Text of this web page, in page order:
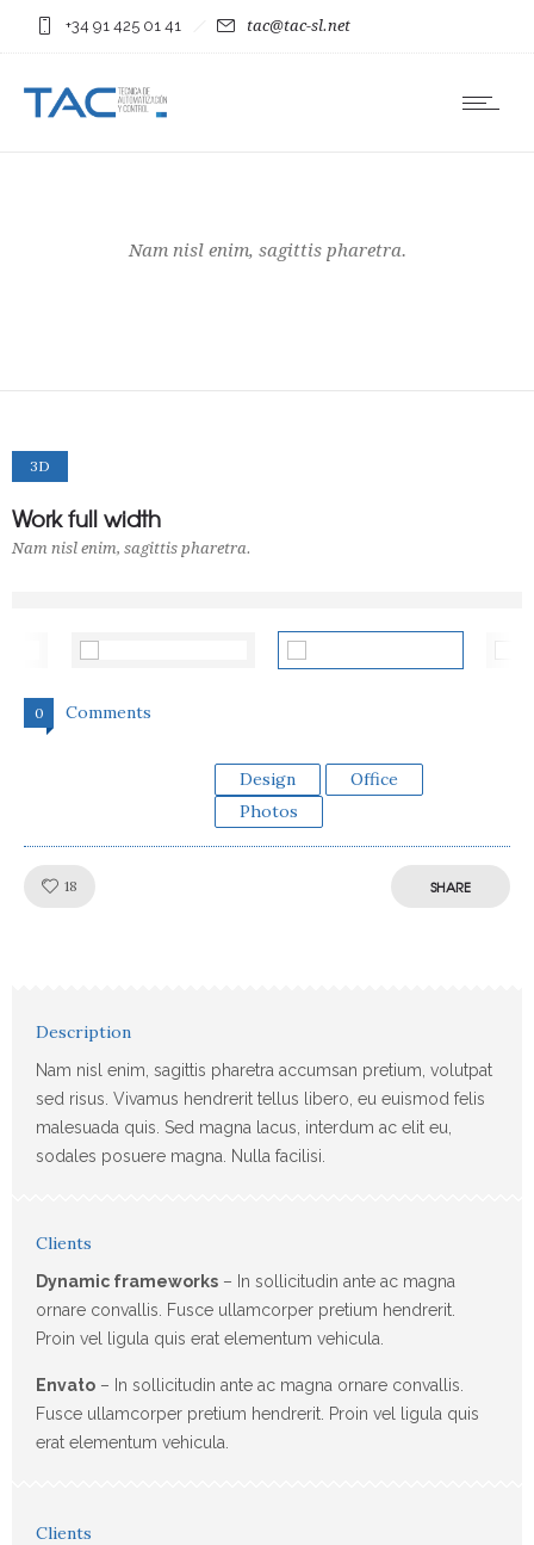
+34 91 425 01 41 tac@tac-sl.net
Nam nisl enim, sagittis pharetra.
3D
Work full width
Nam nisl enim, sagittis pharetra.
0 Comments
Design
Office
Photos
18 SHARE
Description
Nam nisl enim, sagittis pharetra accumsan pretium, volutpat
sed risus. Vivamus hendrerit tellus libero, eu euismod felis
malesuada quis. Sed magna lacus, interdum ac elit eu,
sodales posuere magna. Nulla facilisi.
Clients
Dynamic frameworks – In sollicitudin ante ac magna
ornare convallis. Fusce ullamcorper pretium hendrerit.
Proin vel ligula quis erat elementum vehicula.
Envato – In sollicitudin ante ac magna ornare convallis.
Fusce ullamcorper pretium hendrerit. Proin vel ligula quis
erat elementum vehicula.
Clients